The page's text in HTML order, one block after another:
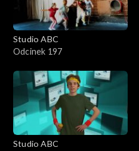
Studio ABC
Odcinek 197
Studio ABC